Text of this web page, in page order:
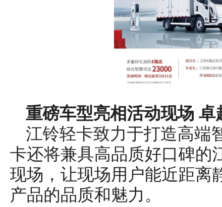
重磅车型亮相活动现场 卓
江铃轻卡致力于打造高端
卡还将兼具高品质好口碑的
现场，让现场用户能近距离
产品的品质和魅力。